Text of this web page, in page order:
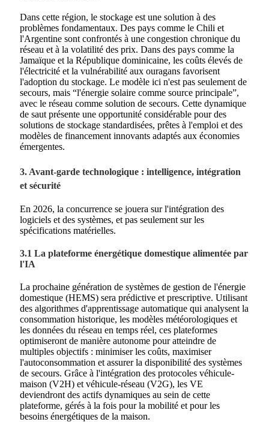
Dans cette région, le stockage est une solution à des
problèmes fondamentaux. Des pays comme le Chili et
l'Argentine sont confrontés à une congestion chronique du
réseau et à la volatilité des prix. Dans des pays comme la
Jamaïque et la République dominicaine, les coûts élevés de
l'électricité et la vulnérabilité aux ouragans favorisent
l'adoption du stockage. Le modèle ici n'est pas seulement de
secours, mais “l'énergie solaire comme source principale”,
avec le réseau comme solution de secours. Cette dynamique
de saut présente une opportunité considérable pour des
solutions de stockage standardisées, prêtes à l'emploi et des
modèles de financement innovants adaptés aux économies
émergentes.
3. Avant-garde technologique : intelligence, intégration
et sécurité
En 2026, la concurrence se jouera sur l'intégration des
logiciels et des systèmes, et pas seulement sur les
spécifications matérielles.
3.1 La plateforme énergétique domestique alimentée par
l'IA
La prochaine génération de systèmes de gestion de l'énergie
domestique (HEMS) sera prédictive et prescriptive. Utilisant
des algorithmes d'apprentissage automatique qui analysent la
consommation historique, les modèles météorologiques et
les données du réseau en temps réel, ces plateformes
optimiseront de manière autonome pour atteindre de
multiples objectifs : minimiser les coûts, maximiser
l'autoconsommation et assurer la disponibilité des systèmes
de secours. Grâce à l'intégration des protocoles véhicule-
maison (V2H) et véhicule-réseau (V2G), les VE
deviendront des actifs dynamiques au sein de cette
plateforme, gérés à la fois pour la mobilité et pour les
besoins énergétiques de la maison.